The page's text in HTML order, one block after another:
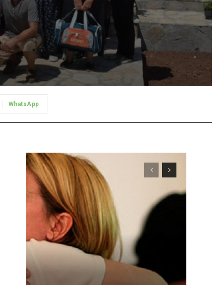
WhatsApp